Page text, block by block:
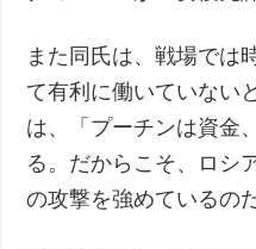
また同氏は、戦場では
て有利に働いていない
は、「プーチンは資金
る。だからこそ、ロシ
の攻撃を強めているの